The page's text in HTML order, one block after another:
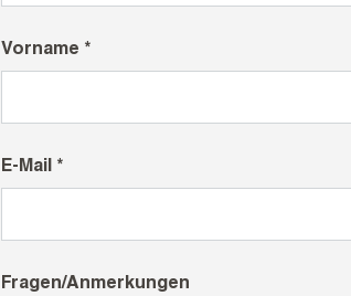
Vorname *
E-Mail *
Fragen/Anmerkungen